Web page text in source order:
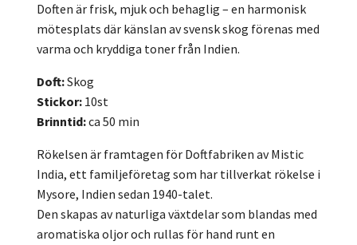
Doften är frisk, mjuk och behaglig – en harmonisk
mötesplats där känslan av svensk skog förenas med
varma och kryddiga toner från Indien.
Doft:Skog
Stickor: 10st
Brinntid:ca 50 min
Rökelsen är framtagen för Doftfabriken av Mistic
India, ett familjeföretag som har tillverkat rökelse i
Mysore, Indien sedan 1940-talet.
Den skapas av naturliga växtdelar som blandas med
aromatiska oljor och rullas för hand runt en